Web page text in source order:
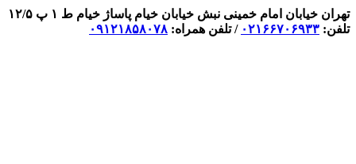
تهران خیابان امام خمینی نبش خیابان خیام پاساژ خیام ط ۱ پ ۱۲/۵
تلفن: ۰۲۱۶۶۷۰۶۹۳۳ / تلفن همراه: ۰۹۱۲۱۸۵۸۰۷۸